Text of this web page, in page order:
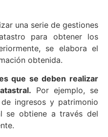
una serie de gestiones
para obtener los
se elabora el
obtenida.
que se deben realizar
Por ejemplo, se
ingresos y patrimonio
se obtiene a través del